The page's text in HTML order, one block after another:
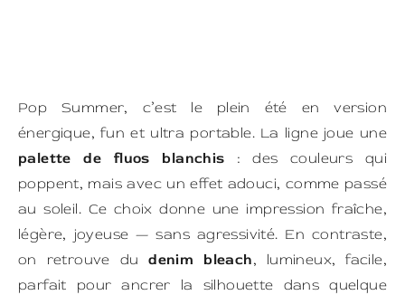
Pop Summer, c’est le plein été en version
énergique, fun et ultra portable. La ligne joue une
palette de fluos blanchis : des couleurs qui
poppent, mais avec un effet adouci, comme passé
au soleil. Ce choix donne une impression fraîche,
légère, joyeuse — sans agressivité. En contraste,
on retrouve dudenim bleach, lumineux, facile,
parfait pour ancrer la silhouette dans quelque